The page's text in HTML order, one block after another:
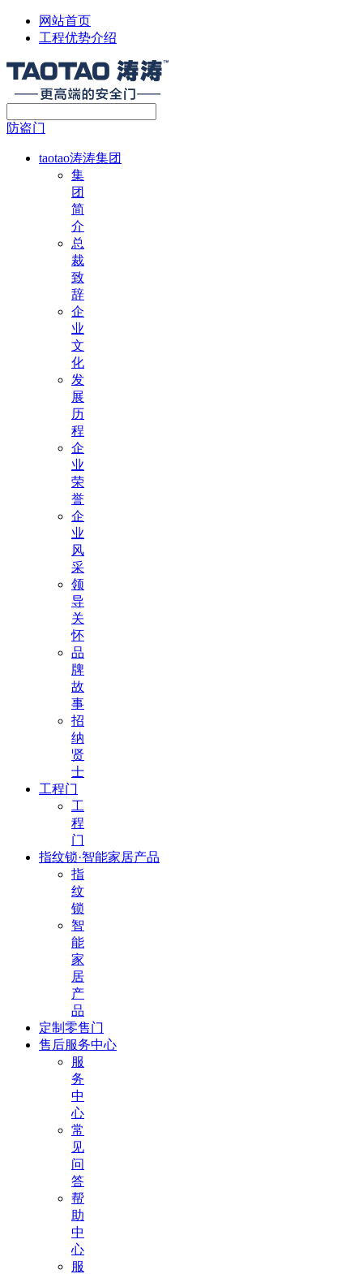
网站首页
工程优势介绍
防盗门
taotao涛涛集团
集
团
简
介
总
裁
致
辞
企
业
文
化
发
展
历
程
企
业
荣
誉
企
业
风
采
领
导
关
怀
品
牌
故
事
招
纳
贤
士
工程门
工
程
门
指纹锁·智能家居产品
指
纹
锁
智
能
家
居
产
品
定制零售门
售后服务中心
服
务
中
心
常
见
问
答
帮
助
中
心
服